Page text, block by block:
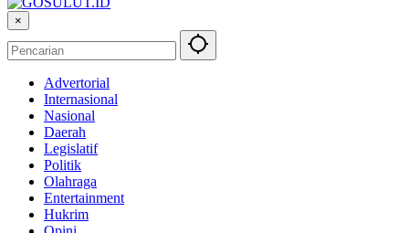
×
Advertorial
Internasional
Nasional
Daerah
Legislatif
Politik
Olahraga
Entertainment
Hukrim